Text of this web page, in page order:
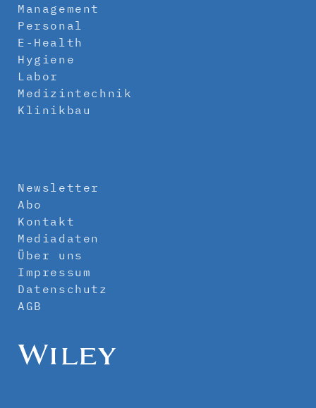
Management
Personal
E-Health
Hygiene
Labor
Medizintechnik
Klinikbau
Newsletter
Abo
Kontakt
Mediadaten
Über uns
Impressum
Datenschutz
AGB